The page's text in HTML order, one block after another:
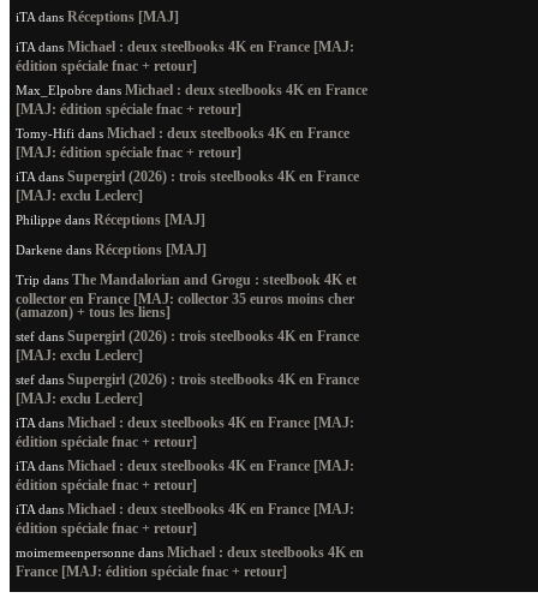
iTA dans Réceptions [MAJ]
iTA dans Michael : deux steelbooks 4K en France [MAJ:
édition spéciale fnac + retour]
Max_Elpobre dans Michael : deux steelbooks 4K en France
[MAJ: édition spéciale fnac + retour]
Tomy-Hifi dans Michael : deux steelbooks 4K en France
[MAJ: édition spéciale fnac + retour]
iTA dans Supergirl (2026) : trois steelbooks 4K en France
[MAJ: exclu Leclerc]
Philippe dans Réceptions [MAJ]
Darkene dans Réceptions [MAJ]
Trip dans The Mandalorian and Grogu : steelbook 4K et
collector en France [MAJ: collector 35 euros moins cher
(amazon) + tous les liens]
stef dans Supergirl (2026) : trois steelbooks 4K en France
[MAJ: exclu Leclerc]
stef dans Supergirl (2026) : trois steelbooks 4K en France
[MAJ: exclu Leclerc]
iTA dans Michael : deux steelbooks 4K en France [MAJ:
édition spéciale fnac + retour]
iTA dans Michael : deux steelbooks 4K en France [MAJ:
édition spéciale fnac + retour]
iTA dans Michael : deux steelbooks 4K en France [MAJ:
édition spéciale fnac + retour]
moimemeenpersonne dans Michael : deux steelbooks 4K en
France [MAJ: édition spéciale fnac + retour]